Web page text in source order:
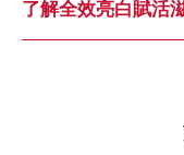
了解全效亮白賦活